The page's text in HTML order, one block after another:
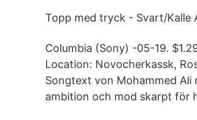
Topp med tryck - Svart/Kalle
Columbia (Sony) -05-19.
Location: Novocherkassk,
Songtext von Mohammed
ambition och mod skarpt för